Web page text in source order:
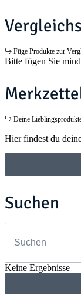
Füge Produkte zur
Bitte fügen Sie
Deine
Hier findest du
Suchen
Keine Ergebnisse